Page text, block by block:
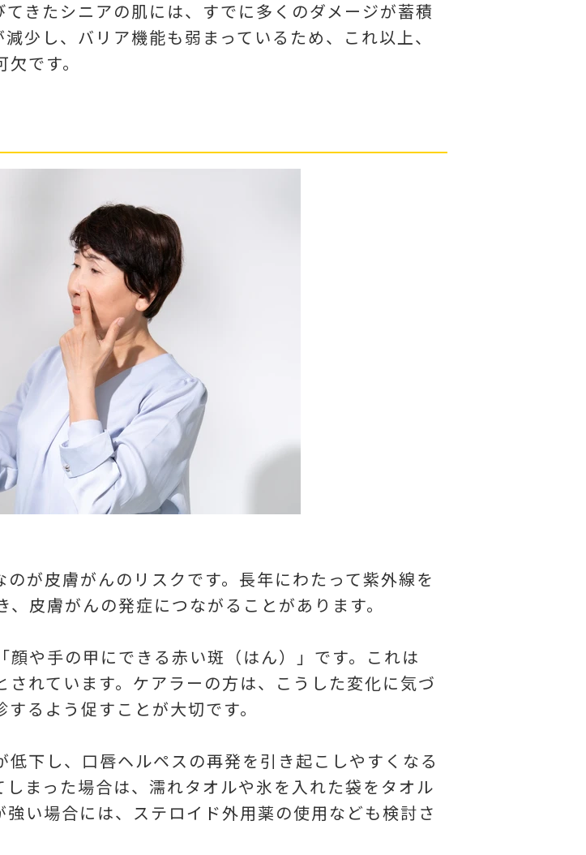
きたシニアの肌には、すでに多くのダメージが蓄積
少し、バリア機能も弱まっているため、これ以上、
です。
が皮膚がんのリスクです。長年にわたって紫外線を
皮膚がんの発症につながることがあります。
や手の甲にできる赤い斑（はん）」です。これは
されています。ケアラーの方は、こうした変化に気づ
るよう促すことが大切です。
下し、口唇ヘルペスの再発を引き起こしやすくなる
まった場合は、濡れタオルや氷を入れた袋をタオル
い場合には、ステロイド外用薬の使用なども検討さ